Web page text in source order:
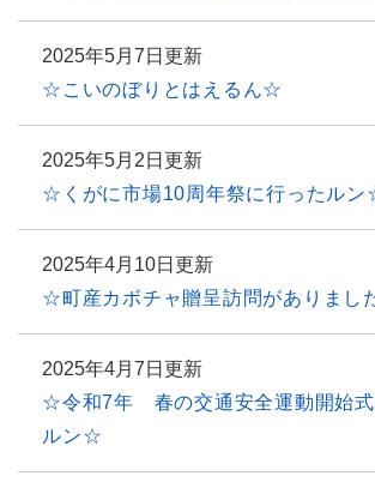
2025年5月7日更新
☆こいのぼりとはえるん☆
2025年5月2日更新
☆くがに市場10周年祭に行ったル
2025年4月10日更新
☆町産カボチャ贈呈訪問がありまし
2025年4月7日更新
☆令和7年 春の交通安全運動開始式
ルン☆